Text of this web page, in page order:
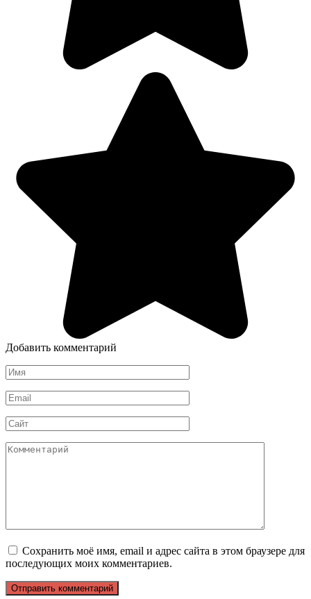
Добавить комментарий
Имя
*
Email
*
Сайт
Комментарий
Сохранить моё имя, email и адрес сайта в этом браузере для
последующих моих комментариев.